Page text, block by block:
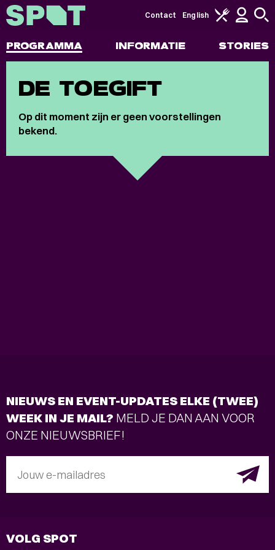
PROGRAMMA INFORMATIE STORIES
Contact English
DE TOEGIFT
Op dit moment zijn er geen voorstellingen
bekend.
NIEUWS EN EVENT-UPDATES ELKE (TWEE)
WEEK IN JE MAIL? MELD JE DAN AAN VOOR
ONZE NIEUWSBRIEF!
Jouw e-mailadres
VOLG SPOT